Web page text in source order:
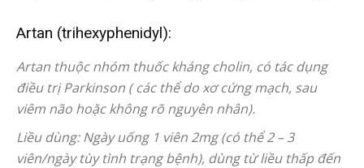
Artan (trihexyphenidyl):
Artan thuộc nhóm thuốc kháng cholin, có tác dụng
điều trị Parkinson ( các thể do xơ cứng mạch, sau
viêm não hoặc không rõ nguyên nhân).
Liều dùng: Ngày uống 1 viên 2mg (có thể 2 – 3
viên/ngày tùy tình trạng bệnh), dùng từ liều thấp đến